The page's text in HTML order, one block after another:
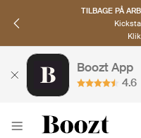
TILBAGE PÅ
Boozt App
4.6